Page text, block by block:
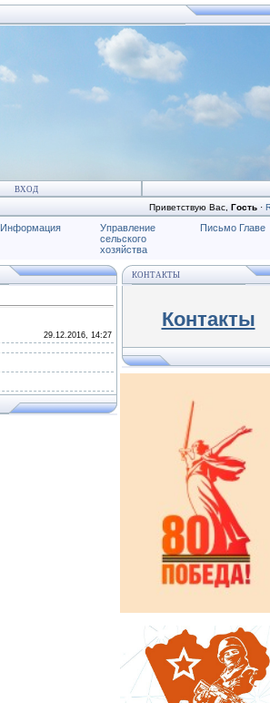
ВХОД
Приветствую Вас Гость ·
Информация
Управление
сельского
хозяйства
Письмо Главе
29.12.2016, 14:27
КОНТАКТЫ
Контакты